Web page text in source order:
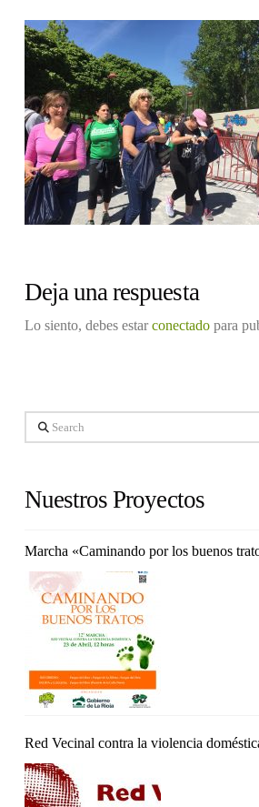
Deja una respuesta
Lo siento, debes estarconectadopara
Search
Nuestros Proyectos
Marcha «Caminando por los buenos
Red Vecinal contra la violencia